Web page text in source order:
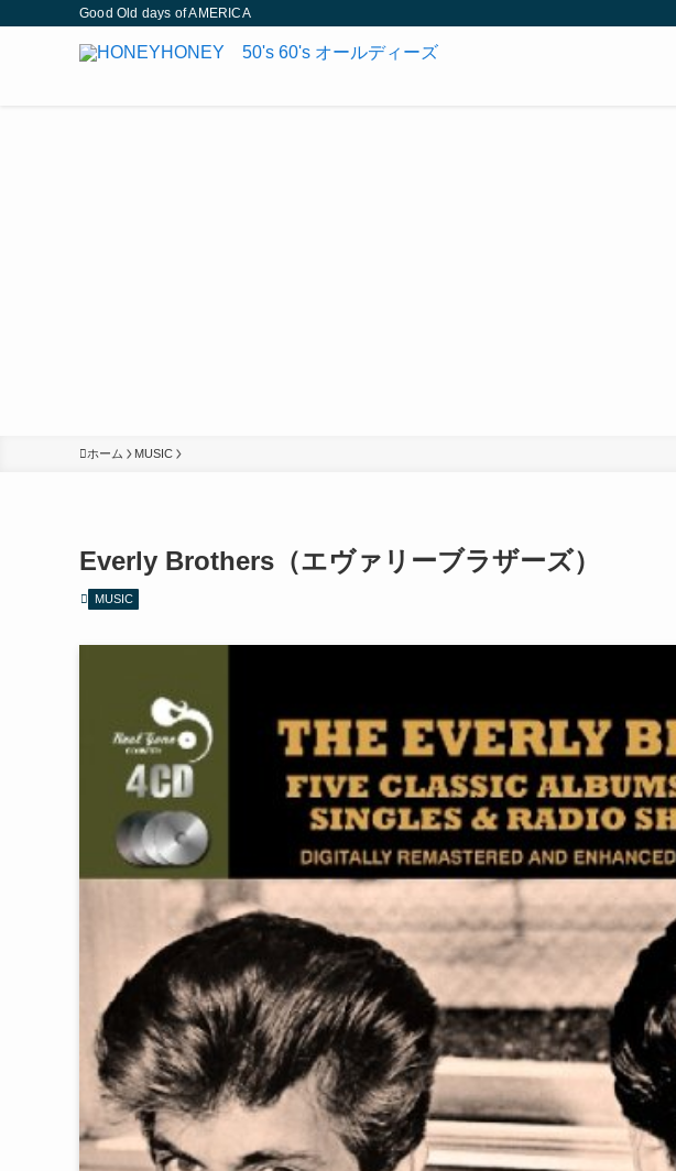
Good Old days of AMERICA
ホーム MUSIC
Everly Brothers（エヴァリーブラザーズ）
MUSIC